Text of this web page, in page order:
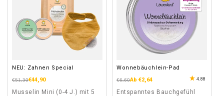
NEU: Zahnen Special
Normaler
€51,30
Verkaufspreis
€44,90
Musselin Mini (0-4 J.) mit 5
Wonnebäuchlein-Pad
Normaler
€6,60
Verkaufspreis
Ab €2,64 4.88
Entspanntes Bauchgefühl